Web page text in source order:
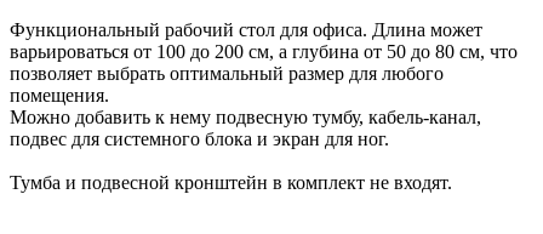
Функциональный рабочий стол для офиса. Длина может
варьироваться от 100 до 200 см, а глубина от 50 до 80 см, что
позволяет выбрать оптимальный размер для любого
помещения.
Можно добавить к нему подвесную тумбу, кабель-канал,
подвес для системного блока и экран для ног.
Тумба и подвесной кронштейн в комплект не входят.